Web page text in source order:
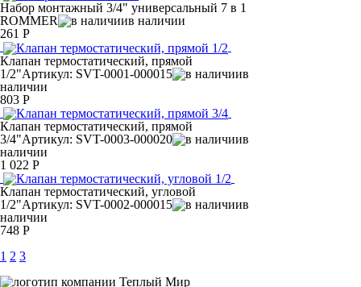
Набор монтажный 3/4" универсальный 7 в 1
ROMMER
в наличии
261 Р
Клапан термостатический, прямой
1/2"Артикул: SVT-0001-000015
в
наличии
803 Р
Клапан термостатический, прямой
3/4"Артикул: SVT-0003-000020
в
наличии
1 022 Р
Клапан термостатический, угловой
1/2"Артикул: SVT-0002-000015
в
наличии
748 Р
1 2 3